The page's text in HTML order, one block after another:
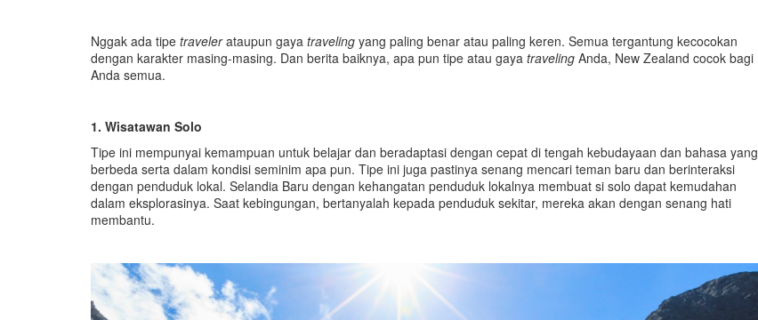
Nggak ada tipe travelerataupun gaya traveling yang paling benar atau paling keren. Semua tergantung kecocokan
dengan karakter masing-masing. Dan berita baiknya, apa pun tipe atau gaya traveling Anda, New Zealand cocok bagi
Anda semua.
1. Wisatawan Solo
Tipe ini mempunyai kemampuan untuk belajar dan beradaptasi dengan cepat di tengah kebudayaan dan bahasa yang
berbeda serta dalam kondisi seminim apa pun. Tipe ini juga pastinya senang mencari teman baru dan berinteraksi
dengan penduduk lokal. Selandia Baru dengan kehangatan penduduk lokalnya membuat si solo dapat kemudahan
dalam eksplorasinya. Saat kebingungan, bertanyalah kepada penduduk sekitar, mereka akan dengan senang hati
membantu.